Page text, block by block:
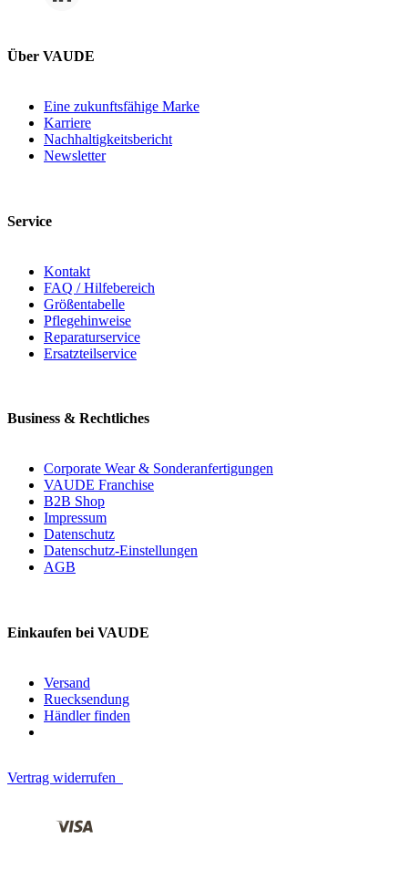
Über VAUDE
Eine zukunftsfähige Marke
Karriere
Nachhaltigkeitsbericht
Newsletter
Service
Kontakt
FAQ / Hilfebereich
Größentabelle
Pflegehinweise
Reparaturservice
Ersatzteilservice
Business & Rechtliches
Corporate Wear & Sonderanfertigungen
VAUDE Franchise
B2B Shop
Impressum
Datenschutz
Datenschutz-Einstellungen
AGB
Einkaufen bei VAUDE
Versand
Ruecksendung
Händler finden
Vertrag widerrufen